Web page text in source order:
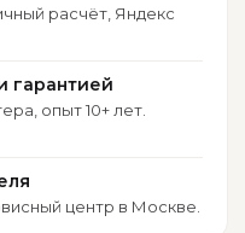
расчёт, Яндекс
гарантией
опыт 10+ лет.
центр в Москве.